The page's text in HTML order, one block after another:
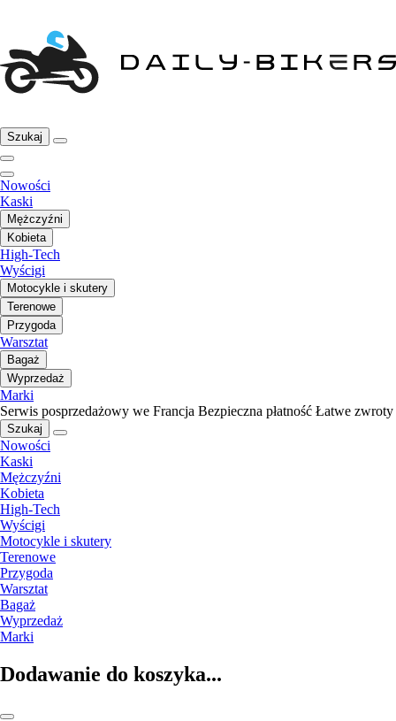
Szukaj
Nowości
Kaski
Mężczyźni
Kobieta
High-Tech
Wyścigi
Motocykle i skutery
Terenowe
Przygoda
Warsztat
Bagaż
Wyprzedaż
Marki
Serwis posprzedażowy we Francja Bezpieczna płatność Łatwe zwroty
Szukaj
Nowości
Kaski
Mężczyźni
Kobieta
High-Tech
Wyścigi
Motocykle i skutery
Terenowe
Przygoda
Warsztat
Bagaż
Wyprzedaż
Marki
Dodawanie do koszyka...